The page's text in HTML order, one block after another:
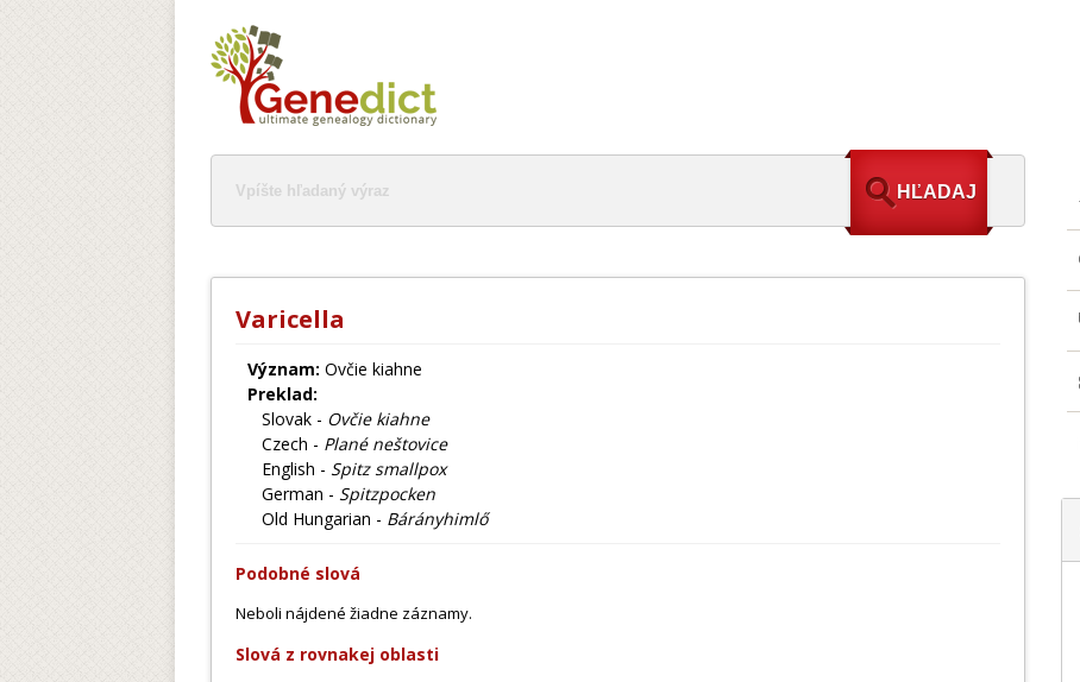
Varicella
Význam: Ovčie kiahne
Preklad:
Slovak - Ovčie kiahne
Czech - Plané neštovice
English - Spitz smallpox
German - Spitzpocken
Old Hungarian - Bárányhimlő
Podobné slová
Neboli nájdené žiadne záznamy.
Slová z rovnakej oblasti